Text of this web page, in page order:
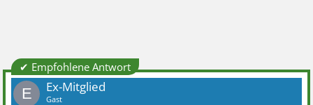
✔ Empfohlene Antwort
E Ex-Mitglied
Gast